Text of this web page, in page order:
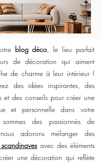
blog déco, le lieu parfait
de décoration qui aiment
de charme à leur intérieur !
des idées inspirantes, des
et des conseils pour créer une
et personnelle dans votre
des passionnés de
adorons mélanger des
avec des éléments
une décoration qui reflète